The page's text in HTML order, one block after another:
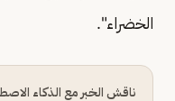
الخضراء".
ناقش الخبر مع الذكاء